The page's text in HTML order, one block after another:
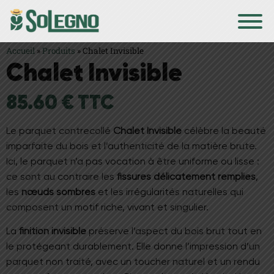
Accueil »Produits »Chalet Invisible
Chalet Invisible
85.60 € TTC
Le parquet contrecollé Chalet Invisible célèbre la beauté
imparfaite du bois et l’authenticité de la matière brute.
Ici, le parquet n’a pas vocation à être uniforme ou lisse :
ce sont au contraire les fissures délicatement remplies,
les nœuds sombres et les irrégularités naturelles qui
composent un motif riche, vivant et singulier.
La finition invisible préserve l’aspect du bois brut tout en
le protégeant durablement. Elle donne l’impression d’un
parquet non traité, avec un toucher naturel et un rendu